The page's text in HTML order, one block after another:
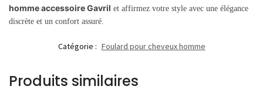
homme accessoire Gavril et affirmez votre style avec une élégance
discrète et un confort assuré.
Catégorie : Foulard pour cheveux homme
Produits similaires